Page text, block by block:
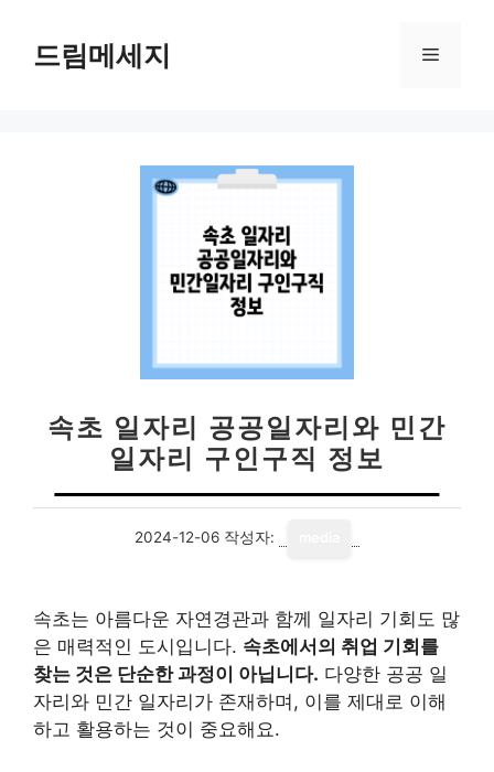
드림메세지 메
속초 일자리 공공일자리와 민간
일자리 구인구직 정보
2024-12-06 작성자:
속초는 아름다운 자연경관과 함께 일자리 기회도 많
은 매력적인 도시입니다. 속초에서의 취업 기회를
찾는 것은 단순한 과정이 아닙니다. 다양한 공공 일
자리와 민간 일자리가 존재하며, 이를 제대로 이해
하고 활용하는 것이 중요해요.